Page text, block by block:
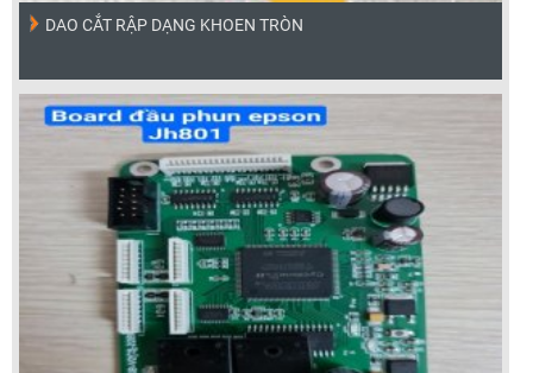
DAO CẮT RẬP DẠNG KHOEN TRÒN